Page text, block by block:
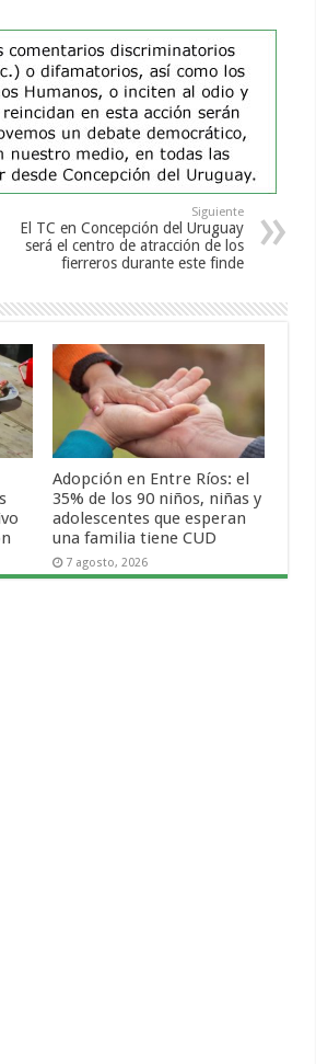
Siguiente
El TC en Concepción del Uruguay
será el centro de atracción de los
fierreros durante este finde
Adopción en Entre Ríos: el
35% de los 90 niños, niñas y
adolescentes que esperan
una familia tiene CUD
7 agosto, 2026